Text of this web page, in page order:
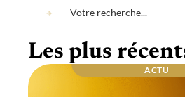
Les plus
ACTU